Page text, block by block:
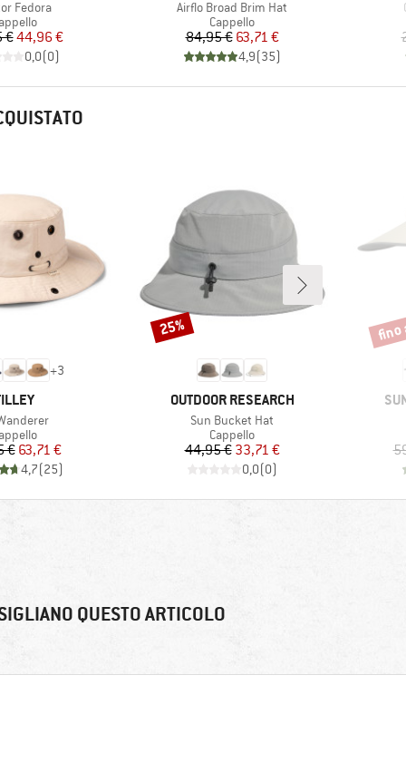
Fedora
di prodotti
Prezzo
€Prezzo ridotto
44,96 €
0,0(0)
Articolo
Airflo Broad Brim Hat
Gruppo di prodotti
Cappello
Prezzo
84,95 €Prezzo ridotto
63,71 €
4,9(35)
+3
di prodotti
Prezzo
€Prezzo ridotto
63,71 €
4,7(25)
MARCHIO
OUTDOOR RESEARCH
Articolo
Sun Bucket Hat
Gruppo di prodotti
Cappello
Prezzo
44,95 €Prezzo ridotto
33,71 €
0,0(0)
Sconto
25% fino
QUESTO ARTICOLO